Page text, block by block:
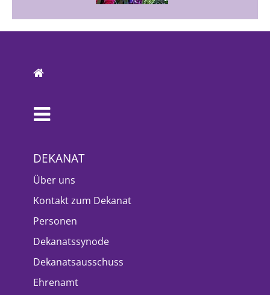
DEKANAT
Über uns
Kontakt zum Dekanat
Personen
Dekanatssynode
Dekanatsausschuss
Ehrenamt